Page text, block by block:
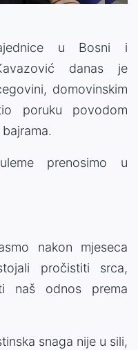
u Bosni i
danas je
domovinskim
poruku povodom
prenosimo u
nakon mjeseca
pročistiti srca,
naš odnos prema
snaga nije u sili,